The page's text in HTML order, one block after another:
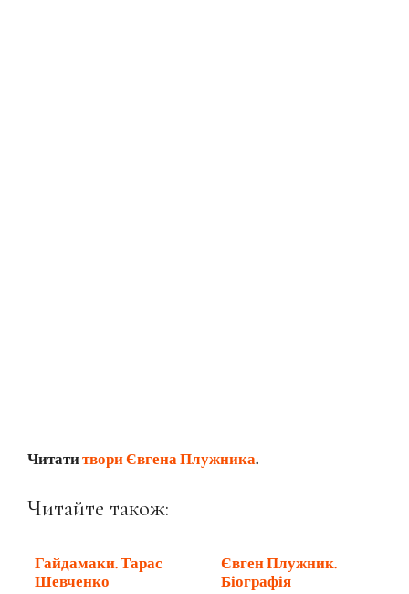
Читатитвори Євгена Плужника.
Читайте також:
Гайдамаки. Тарас
Шевченко
Євген Плужник.
Біографія